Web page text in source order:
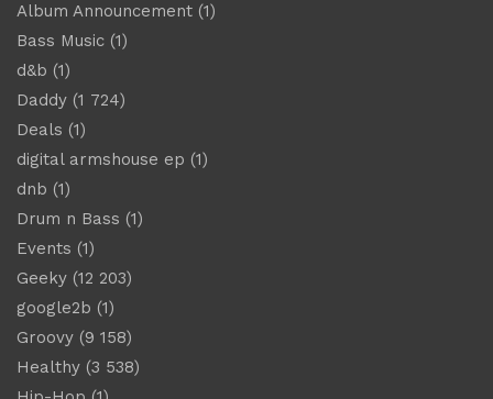
Album Announcement (1)
Bass Music (1)
d&b (1)
Daddy (1 724)
Deals (1)
digital armshouse ep (1)
dnb (1)
Drum n Bass (1)
Events (1)
Geeky (12 203)
google2b (1)
Groovy (9 158)
Healthy (3 538)